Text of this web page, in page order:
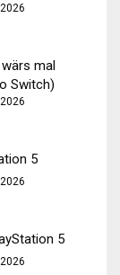
mal
Switch)
5
5